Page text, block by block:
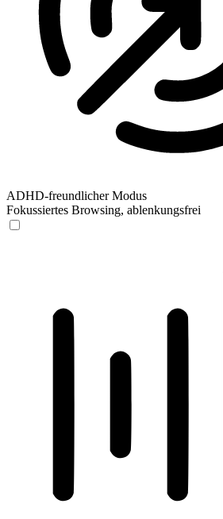
ADHD-freundlicher Modus
Fokussiertes Browsing, ablenkungsfrei